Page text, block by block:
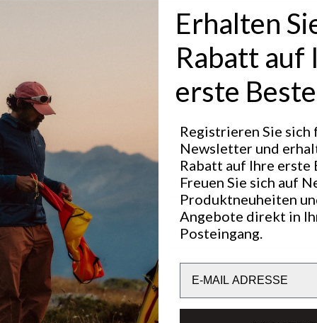
Hervorragend für
CLASSIC TREKKING
Leistung
BREATHABILITY 5/6
LIGHTWEIGHT 6/6
Transparenz
Erhalten
Rabatt auf
erste
Registrieren Sie sich
Newsletter und
Rabatt auf Ihre erste
Freuen Sie sich auf
Produktneuheiten
Angebote direkt in
Posteingang.